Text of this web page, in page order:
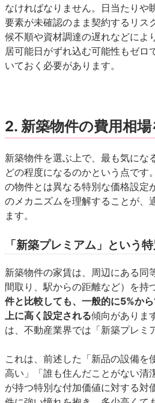
なければなりません。日当たりや
要素が未確認のまま契約するリス
候不順や資材調達の遅れなどによ
居可能日がずれ込む可能性もゼロ
いておく必要があります。
2. 新築物件の費用相
新築物件を選ぶ上で、最も気にな
どの程度になるのかという点です
の物件とは異なる特別な価格設定
のメカニズムを理解することが、
ます。
「新築プレミアム」という
新築物件の家賃は、周辺にある同
間取り、駅からの距離など）を持
件と比較しても、一般的に5%か
上に高く設定される傾向がありま
は、不動産業界では「新築プレミ
これは、前述した「新品の設備を
高い」「誰も住んだことがない清
が持つ特別な付加価値に対する対